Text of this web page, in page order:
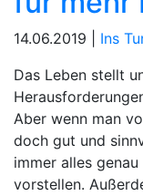
14.06.2019 | Ins
Das Leben stellt
Aber wenn man
doch gut und
immer alles
vorstellen.